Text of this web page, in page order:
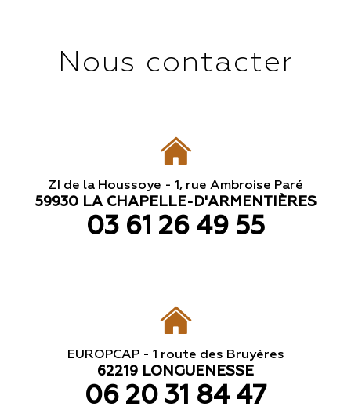
Nous contacter
ZI de la Houssoye - 1, rue Ambroise Paré
59930 LA CHAPELLE-D'ARMENTIÈRES
03 61 26 49 55
EUROPCAP - 1 route des Bruyères
62219 LONGUENESSE
06 20 31 84 47